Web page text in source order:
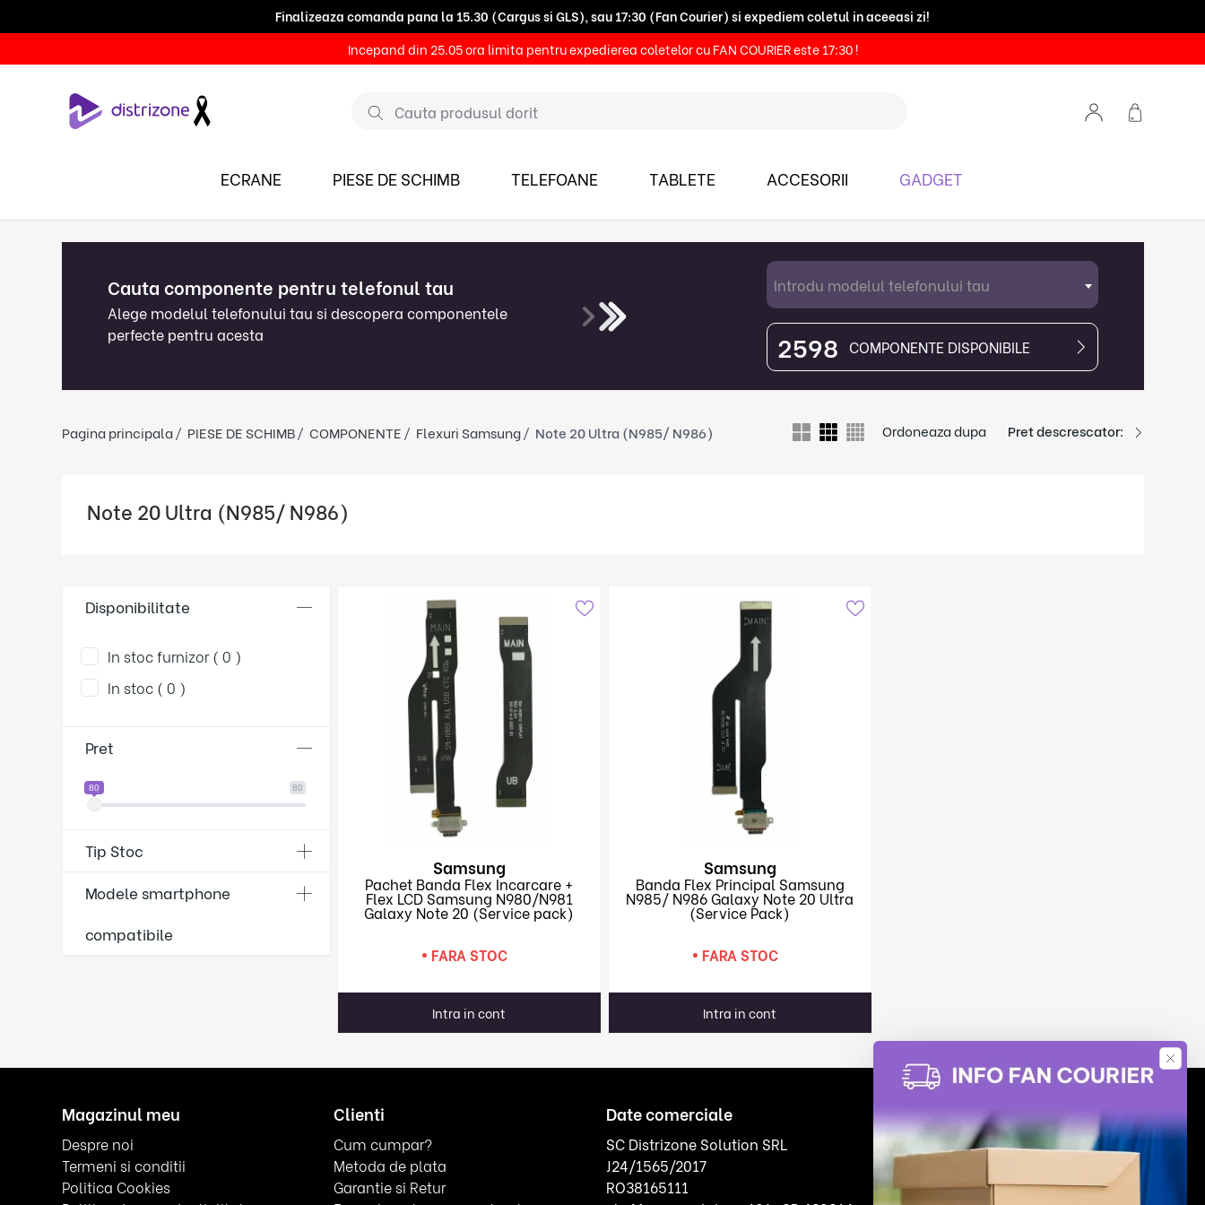
Finalizeaza comanda pana la 15.30 (Cargus si GLS), sau 17:30 (Fan Courier) si expediem coletul in aceeasi zi!
Pentru modificarea comenzilor ora limita este 15:00 (Cargus si GLS) sau 16.00 (Fan Courier)
Incepand din 25.05 ora limita pentru expedierea coletelor cu FAN COURIER este 17:30 !
ECRANE PIESE DE SCHIMB TELEFOANE TABLETE ACCESORII GADGET
Cauta componente pentru telefonul tau
Alege modelul telefonului tau si descopera componentele
perfecte pentru acesta
Introdu modelul telefonului tau
2598 COMPONENTE DISPONIBILE
Pagina principala PIESE DE SCHIMB COMPONENTE Flexuri Samsung Note 20 Ultra (N985/ N986) Ordoneaza dupa Pret descrescator:
Note 20 Ultra (N985/ N986)
Disponibilitate
In stoc furnizor ( 0 )
In stoc ( 0 )
Pret
80
80
Tip Stoc
Modele smartphone
compatibile
Samsung
Pachet Banda Flex Incarcare +
Flex LCD Samsung N980/N981
Galaxy Note 20 (Service pack)
FARA STOC
Intra in cont
Samsung
Banda Flex Principal Samsung
N985/ N986 Galaxy Note 20 Ultra
(Service Pack)
FARA STOC
Intra in cont
Magazinul meu
Despre noi
Termeni si conditii
Politica Cookies
Clienti
Cum cumpar?
Metoda de plata
Garantie si Retur
Date comerciale
SC Distrizone Solution SRL
J24/1565/2017
RO38165111
Social Media
Facebook